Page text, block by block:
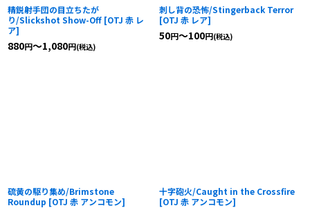
精鋭射手団の目立ちたが
り/Slickshot Show-Off [OTJ 赤 レ
ア]
880円～1,080円(税込)
刺し背の恐怖/Stingerback Terror
[OTJ 赤 レア]
50円～100円(税込)
硫黄の駆り集め/Brimstone
Roundup [OTJ 赤 アンコモン]
十字砲火/Caught in the Crossfire
[OTJ 赤 アンコモン]